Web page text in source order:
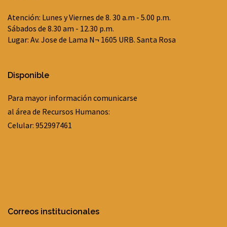
Atención: Lunes y Viernes de 8. 30 a.m - 5.00 p.m.
Sábados de 8.30 am - 12.30 p.m.
Lugar: Av. Jose de Lama N¬ 1605 URB. Santa Rosa
Disponible
Para mayor información comunicarse
al área de Recursos Humanos:
Celular: 952997461
Correos institucionales